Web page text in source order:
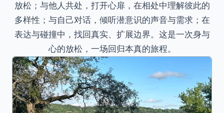
放松；与他人共处，打开心扉，在相处中理解彼此的
多样性；与自己对话，倾听潜意识的声音与需求；在
表达与碰撞中，找回真实、扩展边界。这是一次身与
心的放松，一场回归本真的旅程。